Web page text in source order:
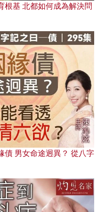
根基 北都如何成為解決問
債 男女命途迥異？ 從八字